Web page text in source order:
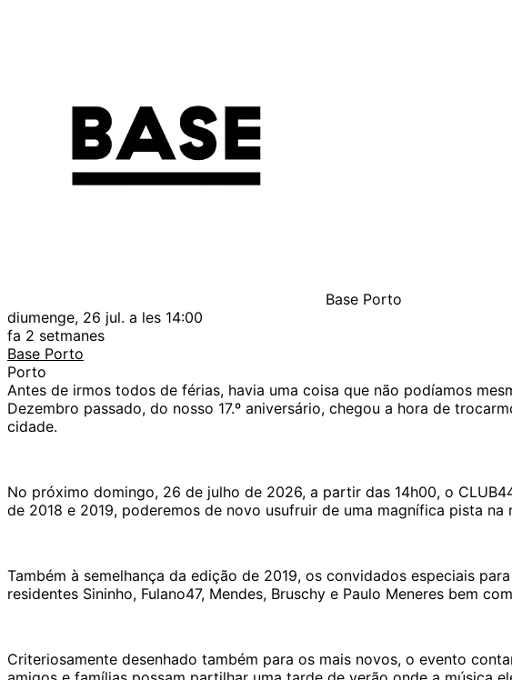
Base Porto
diumenge, 26 jul. a les 14:00
fa 2 setmanes
Base Porto
Porto
Antes de irmos todos de férias, havia uma coisa que não podíamos
Dezembro passado, do nosso 17.º aniversário, chegou a hora de
cidade.
No próximo domingo, 26 de julho de 2026, a partir das 14h00, o
de 2018 e 2019, poderemos de novo usufruir de uma magnífica pista
Também à semelhança da edição de 2019, os convidados especiais
residentes Sininho, Fulano47, Mendes, Bruschy e Paulo Meneres bem
Criteriosamente desenhado também para os mais novos, o evento